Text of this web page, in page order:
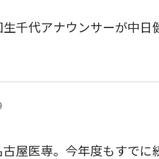
生千代アナウンサーが中日
屋医専。今年度もすでに